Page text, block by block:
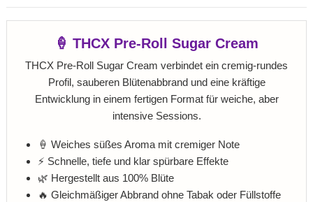
🍦 THCX Pre-Roll Sugar Cream
THCX Pre-Roll Sugar Cream verbindet ein cremig-rundes
Profil, sauberen Blütenabbrand und eine kräftige
Entwicklung in einem fertigen Format für weiche, aber
intensive Sessions.
🍦 Weiches süßes Aroma mit cremiger Note
⚡ Schnelle, tiefe und klar spürbare Effekte
🌿 Hergestellt aus 100% Blüte
🔥 Gleichmäßiger Abbrand ohne Tabak oder Füllstoffe